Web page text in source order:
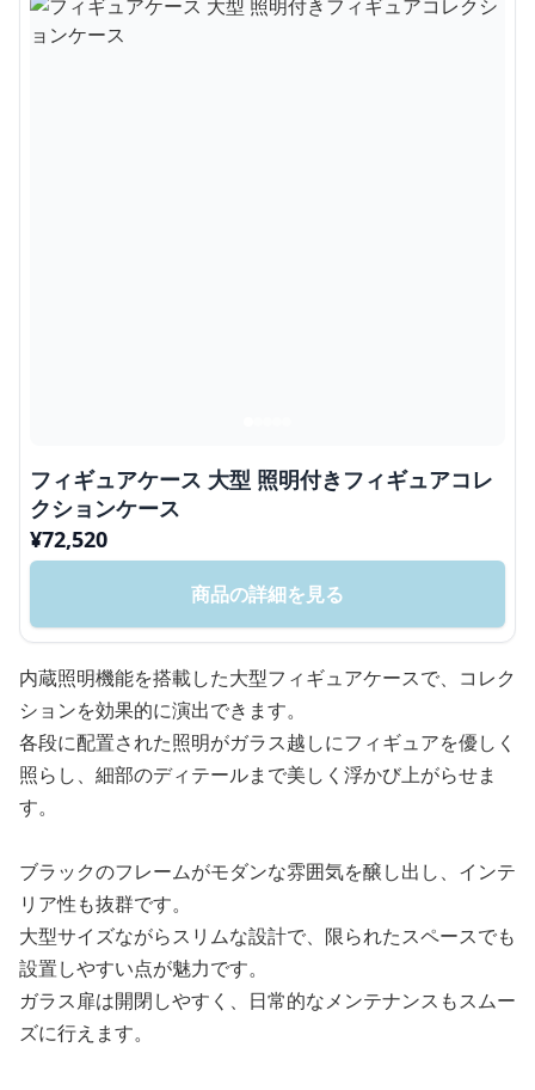
フィギュアケース 大型 照明付きフィギュアコレ
クションケース
¥72,520
商品の詳細を見る
内蔵照明機能を搭載した大型フィギュアケースで、コレク
ションを効果的に演出できます。
各段に配置された照明がガラス越しにフィギュアを優しく
照らし、細部のディテールまで美しく浮かび上がらせま
す。
ブラックのフレームがモダンな雰囲気を醸し出し、インテ
リア性も抜群です。
大型サイズながらスリムな設計で、限られたスペースでも
設置しやすい点が魅力です。
ガラス扉は開閉しやすく、日常的なメンテナンスもスムー
ズに行えます。